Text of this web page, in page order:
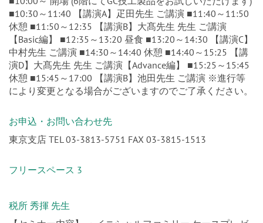
■10:00～ 開場 (6階にてGC技工製品をお試しいただけます)
■10:30～11:40 【講演A】疋田先生 ご講演 ■11:40～11:50
休憩 ■11:50～12:35 【講演B】大髙先生 先生 ご講演
【Basic編】 ■12:35～13:20 昼食 ■13:20～14:30 【講演C】
中村先生 ご講演 ■14:30～14:40 休憩 ■14:40～15:25 【講
演D】大髙先生 先生 ご講演【Advance編】 ■15:25～15:45
休憩 ■15:45～17:00 【講演B】池田先生 ご講演 ※進行等
により変更となる場合がございますのでご了承ください。
お申込・お問い合わせ先
東京支店 TEL 03-3813-5751 FAX 03-3815-1513
フリースペース 3
税所 秀揮 先生